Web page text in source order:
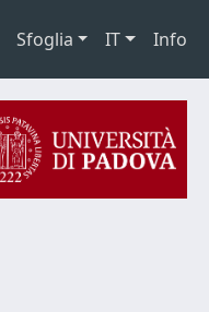
Sfoglia IT Info